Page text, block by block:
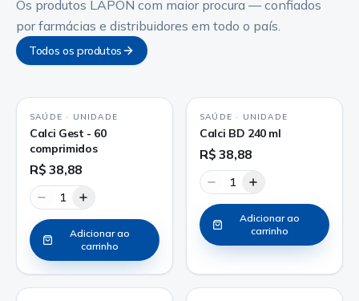
Os produtos LAPON com maior procura — confiados
por farmácias e distribuidores em todo o país.
Todos os produtos
SAÚDE · UNIDADE
Calci Gest - 60
comprimidos
R$ 38,88
1
Adicionar ao
carrinho
SAÚDE · UNIDADE
Calci BD 240 ml
R$ 38,88
1
Adicionar ao
carrinho